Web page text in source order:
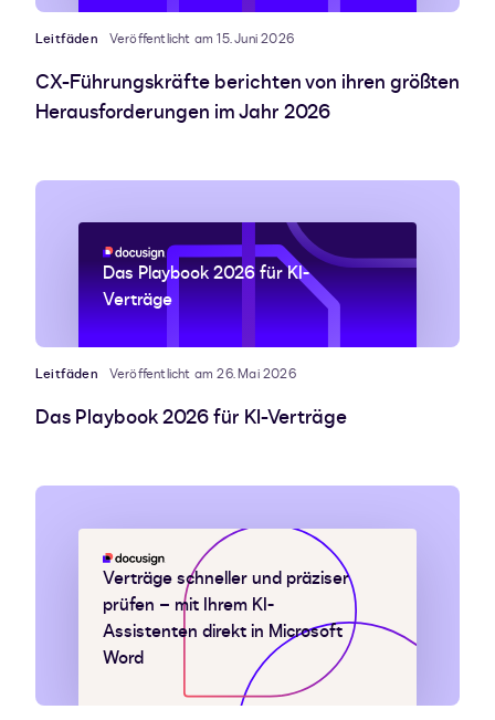
Leitfäden Veröffentlicht am 15. Juni 2026
CX-Führungskräfte berichten von ihren größten
Herausforderungen im Jahr 2026
Das Playbook 2026 für KI-
Verträge
Leitfäden Veröffentlicht am 26. Mai 2026
Das Playbook 2026 für KI-Verträge
Verträge schneller und präziser
prüfen – mit Ihrem KI-
Assistenten direkt in Microsoft
Word